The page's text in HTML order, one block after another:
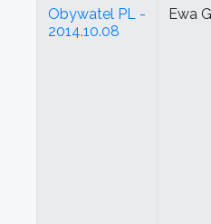
Obywatel PL -
2014.10.08
Ewa